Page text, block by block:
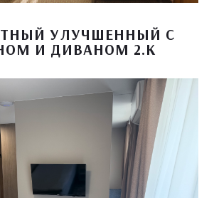
УЛУЧШЕННЫЙ С
И ДИВАНОМ 2.К